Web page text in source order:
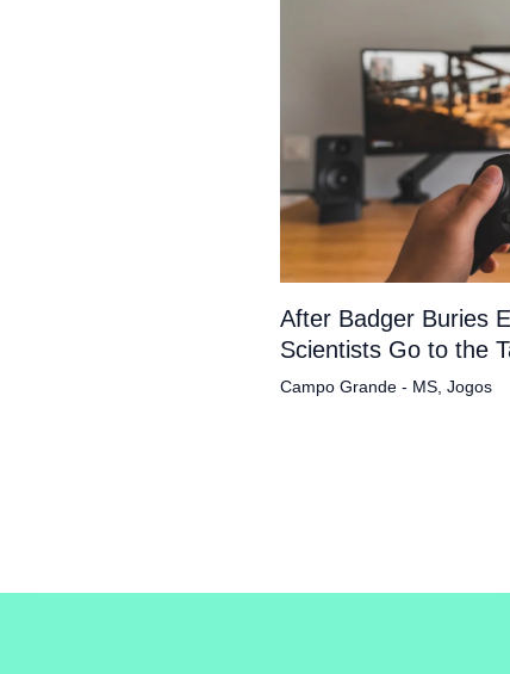
After Badger Buries
Scientists Go to the
Campo Grande - MS, Jogos